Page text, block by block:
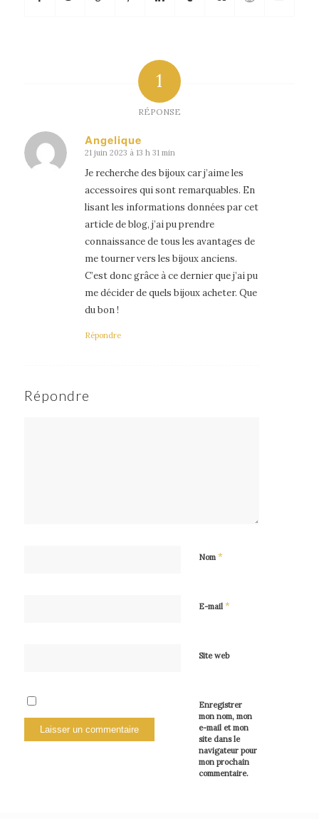
1
RÉPONSE
Angelique
dit
:
21 juin 2023 à 13 h 31 min
Je recherche des bijoux car j’aime les
accessoires qui sont remarquables. En
lisant les informations données par cet
article de blog, j’ai pu prendre
connaissance de tous les avantages de
me tourner vers les bijoux anciens.
C’est donc grâce à ce dernier que j’ai pu
me décider de quels bijoux acheter. Que
du bon !
Répondre
Répondre
Nom *
E-mail *
Site web
Enregistrer
mon nom, mon
e-mail et mon
site dans le
navigateur pour
mon prochain
commentaire.